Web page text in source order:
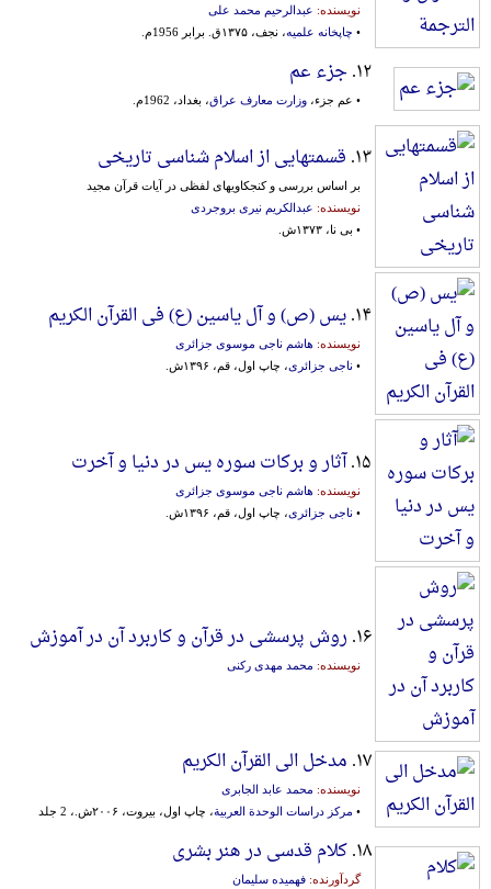
نویسنده: عبدالرحیم محمد علی
• چاپخانه علمیه، نجف، ۱۳۷۵ق. برابر 1956م.
۱۲. جزء عم
• عم جزء، وزارت معارف عراق، بغداد، 1962م.
۱۳. قسمتهایی از اسلام شناسی تاریخی
بر اساس بررسی و کنجکاویهای لفظی در آیات قرآن مجید
نویسنده: عبدالکریم نیری بروجردی
• بی نا، ۱۳۷۳ش.
۱۴. یس (ص) و آل یاسین (ع) فی القرآن الکریم
نویسنده: هاشم ناجی موسوی جزائری
• ناجی جزائری، چاپ اول، قم، ۱۳۹۶ش.
۱۵. آثار و برکات سوره یس در دنیا و آخرت
نویسنده: هاشم ناجی موسوی جزائری
• ناجی جزائری، چاپ اول، قم، ۱۳۹۶ش.
۱۶. روش پرسشی در قرآن و کاربرد آن در آموزش
نویسنده: محمد مهدی رکنی
۱۷. مدخل الی القرآن الکریم
نویسنده: محمد عابد الجابری
• مرکز دراسات الوحدة العربیة، چاپ اول، بیروت، ۲۰۰۶ش.، 2 جلد
۱۸. کلام قدسی در هنر بشری
گردآورنده: فهمیده سلیمان